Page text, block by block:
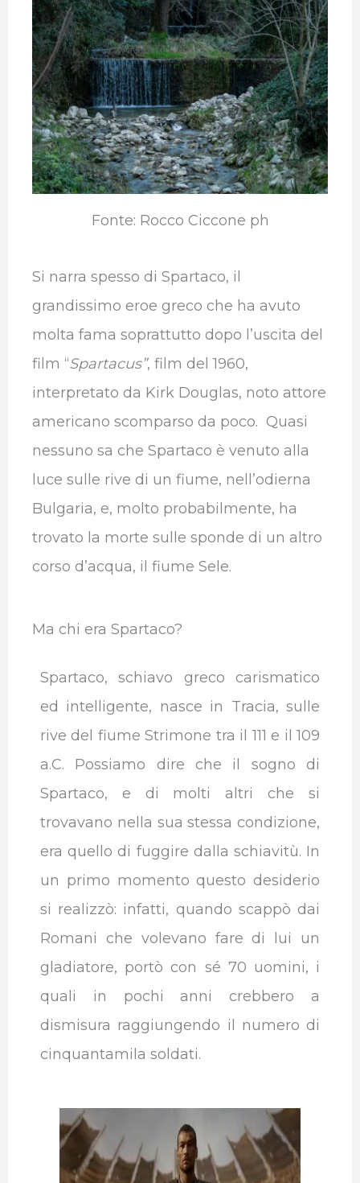
b
o
o
k
t
e
r
e
d
I
n
s
A
p
p
g
r
a
m
l
r
Fonte: Rocco Ciccone ph
Si narra spesso di Spartaco, il
grandissimo eroe greco che ha avuto
molta fama soprattutto dopo l’uscita del
film “Spartacus”, film del 1960,
interpretato da Kirk Douglas, noto attore
americano scomparso da poco. Quasi
nessuno sa che Spartaco è venuto alla
luce sulle rive di un fiume, nell’odierna
Bulgaria, e, molto probabilmente, ha
trovato la morte sulle sponde di un altro
corso d’acqua, il fiume Sele.
Ma chi era Spartaco?
Spartaco, schiavo greco carismatico
ed intelligente, nasce in Tracia, sulle
rive del fiume Strimone tra il 111 e il 109
a.C. Possiamo dire che il sogno di
Spartaco, e di molti altri che si
trovavano nella sua stessa condizione,
era quello di fuggire dalla schiavitù. In
un primo momento questo desiderio
si realizzò: infatti, quando scappò dai
Romani che volevano fare di lui un
gladiatore, portò con sé 70 uomini, i
quali in pochi anni crebbero a
dismisura raggiungendo il numero di
cinquantamila soldati.